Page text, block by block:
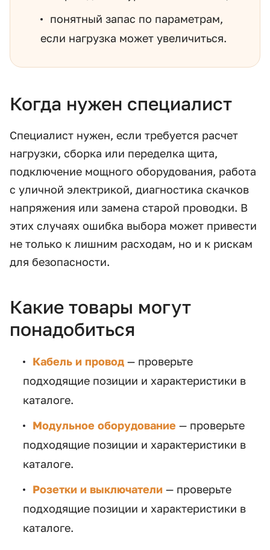
понятный запас по параметрам,
если нагрузка может увеличиться.
Когда нужен специалист
Специалист нужен, если требуется расчет
нагрузки, сборка или переделка щита,
подключение мощного оборудования, работа
с уличной электрикой, диагностика скачков
напряжения или замена старой проводки. В
этих случаях ошибка выбора может привести
не только к лишним расходам, но и к рискам
для безопасности.
Какие товары могут
понадобиться
Кабель и провод — проверьте
подходящие позиции и характеристики в
каталоге.
Модульное оборудование — проверьте
подходящие позиции и характеристики в
каталоге.
Розетки и выключатели — проверьте
подходящие позиции и характеристики в
каталоге.